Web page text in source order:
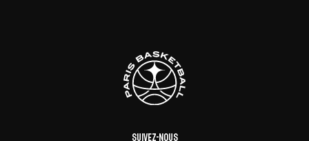
Suivez-nous